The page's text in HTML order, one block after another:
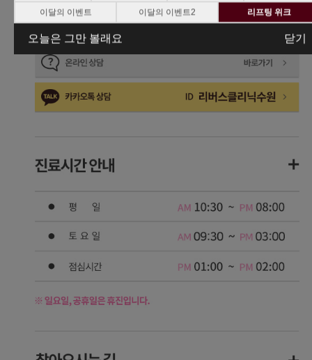
이달의 이벤트 이달의 이벤트2 리프팅 위크
오늘은 그만 볼래요 닫기